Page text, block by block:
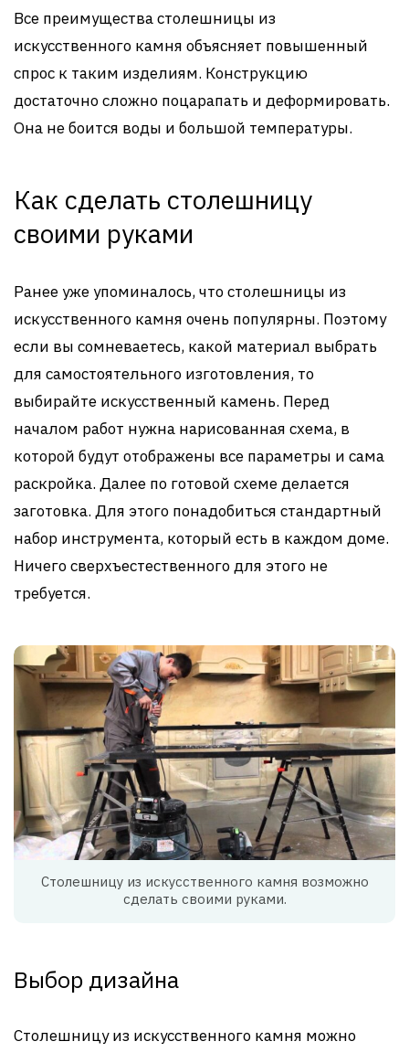
Все преимущества столешницы из
искусственного камня объясняет повышенный
спрос к таким изделиям. Конструкцию
достаточно сложно поцарапать и деформировать.
Она не боится воды и большой температуры.
Как сделать столешницу
своими руками
Ранее уже упоминалось, что столешницы из
искусственного камня очень популярны. Поэтому
если вы сомневаетесь, какой материал выбрать
для самостоятельного изготовления, то
выбирайте искусственный камень. Перед
началом работ нужна нарисованная схема, в
которой будут отображены все параметры и сама
раскройка. Далее по готовой схеме делается
заготовка. Для этого понадобиться стандартный
набор инструмента, который есть в каждом доме.
Ничего сверхъестественного для этого не
требуется.
Столешницу из искусственного камня возможно
сделать своими руками.
Выбор дизайна
Столешницу из искусственного камня можно